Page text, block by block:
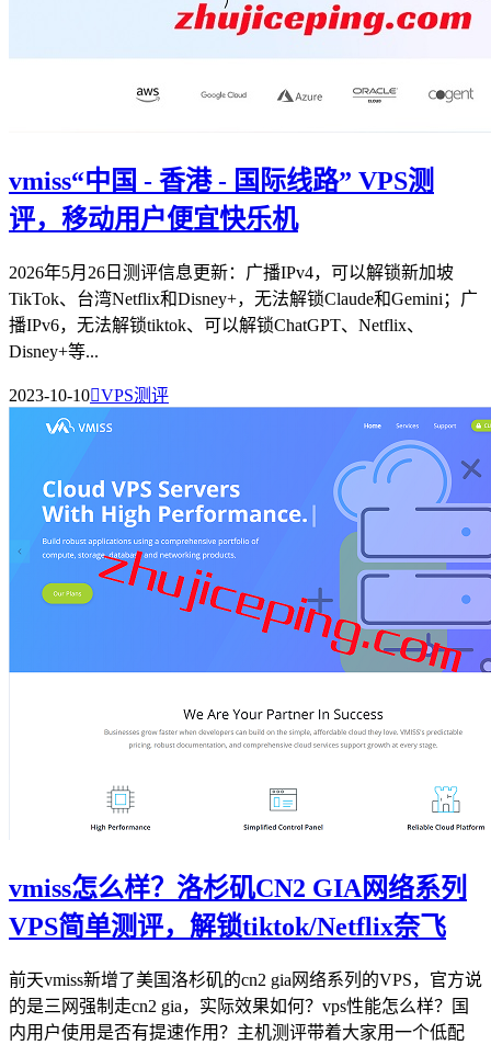
vmiss“中国 - 香港 - 国际线路” VPS测
评，移动用户便宜快乐机
2026年5月26日测评信息更新：广播IPv4，可以解锁新加坡
TikTok、台湾Netflix和Disney+，无法解锁Claude和Gemini；广
播IPv6，无法解锁tiktok、可以解锁ChatGPT、Netflix、
Disney+等...
2023-10-10VPS测评
vmiss怎么样？洛杉矶CN2 GIA网络系列
VPS简单测评，解锁tiktok/Netflix奈飞
前天vmiss新增了美国洛杉矶的cn2 gia网络系列的VPS，官方说
的是三网强制走cn2 gia，实际效果如何？vps性能怎么样？国
内用户使用是否有提速作用？主机测评带着大家用一个低配